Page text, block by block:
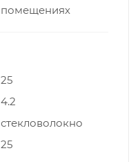
помещениях
25
4.2
стекловолокно
25